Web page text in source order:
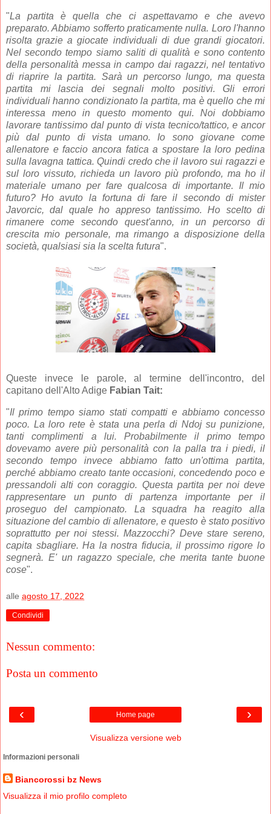
"La partita è quella che ci aspettavamo e che avevo
preparato. Abbiamo sofferto praticamente nulla. Loro l'hanno
risolta grazie a giocate individuali di due grandi giocatori.
Nel secondo tempo siamo saliti di qualità e sono contento
della personalità messa in campo dai ragazzi, nel tentativo
di riaprire la partita. Sarà un percorso lungo, ma questa
partita mi lascia dei segnali molto positivi. Gli errori
individuali hanno condizionato la partita, ma è quello che mi
interessa meno in questo momento qui. Noi dobbiamo
lavorare tantissimo dal punto di vista tecnico/tattico, e ancor
più dal punto di vista umano. Io sono giovane come
allenatore e faccio ancora fatica a spostare la loro pedina
sulla lavagna tattica. Quindi credo che il lavoro sui ragazzi e
sul loro vissuto, richieda un lavoro più profondo, ma ho il
materiale umano per fare qualcosa di importante. Il mio
futuro? Ho avuto la fortuna di fare il secondo di mister
Javorcic, dal quale ho appreso tantissimo. Ho scelto di
rimanere come secondo quest'anno, in un percorso di
crescita mio personale, ma rimango a disposizione della
società, qualsiasi sia la scelta futura".
Queste invece le parole, al termine dell'incontro, del
capitano dell'Alto Adige Fabian Tait:
"Il primo tempo siamo stati compatti e abbiamo concesso
poco. La loro rete è stata una perla di Ndoj su punizione,
tanti complimenti a lui. Probabilmente il primo tempo
dovevamo avere più personalità con la palla tra i piedi, il
secondo tempo invece abbiamo fatto un'ottima partita,
perché abbiamo creato tante occasioni, concedendo poco e
pressandoli alti con coraggio. Questa partita per noi deve
rappresentare un punto di partenza importante per il
proseguo del campionato. La squadra ha reagito alla
situazione del cambio di allenatore, e questo è stato positivo
soprattutto per noi stessi. Mazzocchi? Deve stare sereno,
capita sbagliare. Ha la nostra fiducia, il prossimo rigore lo
segnerà. E' un ragazzo speciale, che merita tante buone
cose".
alle agosto 17, 2022
Condividi
Nessun commento:
Posta un commento
‹ ›
Home page
Visualizza versione web
Informazioni personali
Biancorossi bz News
Visualizza il mio profilo completo